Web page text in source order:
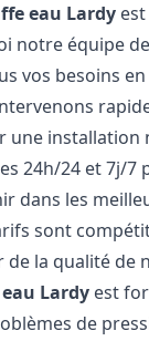
eau Lardy
notre équipe
vos besoins
une installation
24h/24 et 7j/7
dans les
sont
la qualité de
Lardy est
de